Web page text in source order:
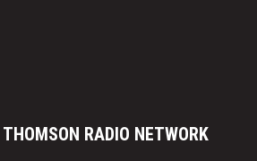
RADIO NETWORK